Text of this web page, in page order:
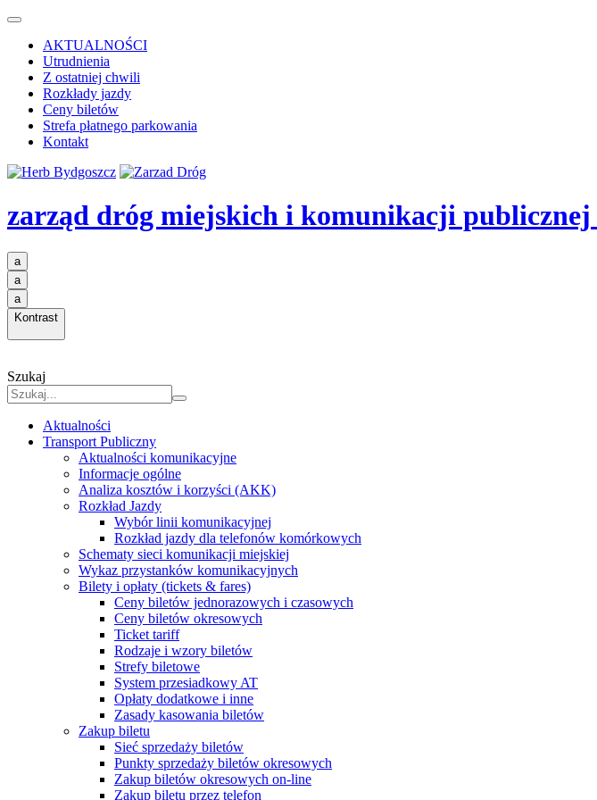
AKTUALNOŚCI
Utrudnienia
Z ostatniej chwili
Rozkłady jazdy
Ceny biletów
Strefa płatnego parkowania
Kontakt
zarząd dróg miejskich i komunikacji publicznej
a
a
a
Kontrast
Szukaj
Aktualności
Transport Publiczny
Aktualności komunikacyjne
Informacje ogólne
Analiza kosztów i korzyści (AKK)
Rozkład Jazdy
Wybór linii komunikacyjnej
Rozkład jazdy dla telefonów komórkowych
Schematy sieci komunikacji miejskiej
Wykaz przystanków komunikacyjnych
Bilety i opłaty (tickets & fares)
Ceny biletów jednorazowych i czasowych
Ceny biletów okresowych
Ticket tariff
Rodzaje i wzory biletów
Strefy biletowe
System przesiadkowy AT
Opłaty dodatkowe i inne
Zasady kasowania biletów
Zakup biletu
Sieć sprzedaży biletów
Punkty sprzedaży biletów okresowych
Zakup biletów okresowych on-line
Zakup biletu przez telefon